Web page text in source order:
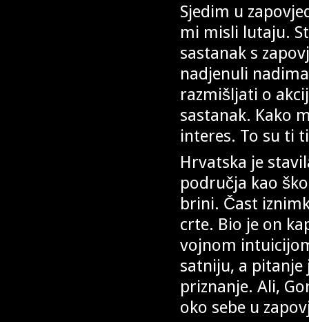
Sjedim u
mi misli lutaju.
sastanak s
nadjenuli
razmišljati o
sastanak. Kako
interes. To su ti
Hrvatska je
područja kao
brini. Čast
crte. Bio je on
vojnom
satniju, a pitanje
priznanje. Ali,
oko sebe u